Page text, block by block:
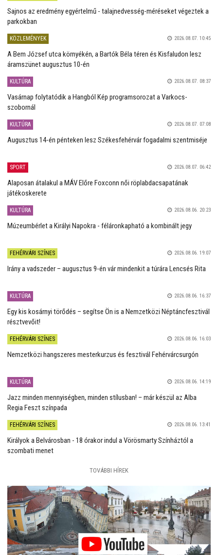
Sajnos az eredmény egyértelmű - talajnedvesség-méréseket végeztek a
parkokban
KÖZLEMÉNYEK 2026.08.07. 10:45
A Bem József utca környékén, a Bartók Béla téren és Kisfaludon lesz
áramszünet augusztus 10-én
KULTÚRA 2026.08.07. 08:37
Vasárnap folytatódik a Hangból Kép programsorozat a Varkocs-
szobornál
KULTÚRA 2026.08.07. 07:08
Augusztus 14-én pénteken lesz Székesfehérvár fogadalmi szentmiséje
SPORT 2026.08.07. 06:42
Alaposan átalakul a MÁV Előre Foxconn női röplabdacsapatának
játékoskerete
KULTÚRA 2026.08.06. 20:23
Múzeumbérlet a Királyi Napokra - féláronkapható a kombinált jegy
FEHÉRVÁRI SZÍNES 2026.08.06. 19:07
Irány a vadszeder – augusztus 9-én vár mindenkit a túrára Lencsés Rita
KULTÚRA 2026.08.06. 16:37
Egy kis kosárnyi törődés – segítse Ön is a Nemzetközi Néptáncfesztivál
résztvevőit!
FEHÉRVÁRI SZÍNES 2026.08.06. 16:03
Nemzetközi hangszeres mesterkurzus és fesztivál Fehérvárcsurgón
KULTÚRA 2026.08.06. 14:19
Jazz minden mennyiségben, minden stílusban! – már készül az Alba
Regia Feszt színpada
FEHÉRVÁRI SZÍNES 2026.08.06. 13:41
Királyok a Belvárosban - 18 órakor indul a Vörösmarty Színháztól a
szombati menet
TOVÁBBI HÍREK